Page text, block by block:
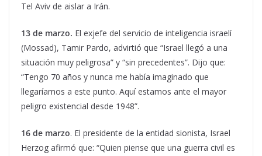
Tel Aviv de aislar a Irán.
13 de marzo. El exjefe del servicio de inteligencia israelí
(Mossad), Tamir Pardo, advirtió que “Israel llegó a una
situación muy peligrosa” y “sin precedentes”. Dijo que:
“Tengo 70 años y nunca me había imaginado que
llegaríamos a este punto. Aquí estamos ante el mayor
peligro existencial desde 1948”.
16 de marzo. El presidente de la entidad sionista, Israel
Herzog afirmó que: “Quien piense que una guerra civil es